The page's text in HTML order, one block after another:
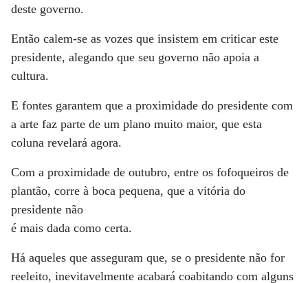
deste governo.
Então calem-se as vozes que insistem em criticar este
presidente, alegando que seu governo não apoia a
cultura.
E fontes garantem que a proximidade do presidente com
a arte faz parte de um plano muito maior, que esta
coluna revelará agora.
Com a proximidade de outubro, entre os fofoqueiros de
plantão, corre à boca pequena, que a vitória do
presidente não
é mais dada como certa.
Há aqueles que asseguram que, se o presidente não for
reeleito, inevitavelmente acabará coabitando com alguns